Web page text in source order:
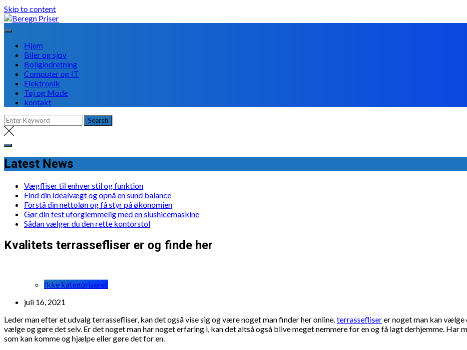
Skip to content
Hjem
Biler og sjov
Boligindretning
Computer og IT
Elektronik
Tøj og Mode
kontakt
Latest News
Vægfliser til enhver stil og funktion
Find din idealvægt og opnå en sund balance
Forstå din nettoløn og få styr på økonomien
Gør din fest uforglemmelig med en slushicemaskine
Sådan vælger du den rette kontorstol
Kvalitets terrassefliser er og finde her
Ikke kategoriseret
juli 16, 2021
Leder man efter et udvalg terrassefliser, kan det også vise sig og være noget man finder her online. terrassefliserer noget man kan vælge
vælge og gøre det selv. Er det noget man har noget erfaring i, kan det altså også blive meget nemmere for en og få lagt derhjemme. Har
som kan komme og hjælpe eller gøre det for en.